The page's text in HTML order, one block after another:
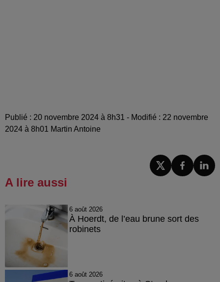
Publié : 20 novembre 2024 à 8h31 - Modifié : 22 novembre
2024 à 8h01 Martin Antoine
A lire aussi
6 août 2026
À Hoerdt, de l’eau brune sort des
robinets
6 août 2026